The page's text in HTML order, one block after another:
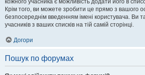
кожного учасника є можливість додати його в
Крім того, ви можете зробити це прямо з вашого
безпосереднім введенням імені користувача. Ви
учасників з ваших списків на тій самій сторінці.
Догори
Пошук по форумах